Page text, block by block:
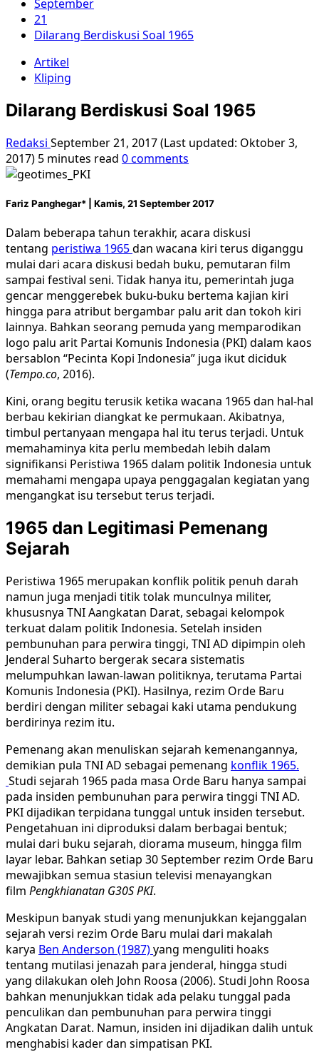
September
21
Dilarang Berdiskusi Soal 1965
Artikel
Kliping
Dilarang Berdiskusi Soal 1965
Redaksi September 21, 2017 (Last updated: Oktober 3,
2017) 5 minutes read 0 comments
Fariz Panghegar* | Kamis, 21 September 2017
Dalam beberapa tahun terakhir, acara diskusi
tentang peristiwa 1965dan wacana kiri terus diganggu
mulai dari acara diskusi bedah buku, pemutaran film
sampai festival seni. Tidak hanya itu, pemerintah juga
gencar menggerebek buku-buku bertema kajian kiri
hingga para atribut bergambar palu arit dan tokoh kiri
lainnya. Bahkan seorang pemuda yang memparodikan
logo palu arit Partai Komunis Indonesia (PKI) dalam kaos
bersablon “Pecinta Kopi Indonesia” juga ikut diciduk
(Tempo.co, 2016).
Kini, orang begitu terusik ketika wacana 1965 dan hal-hal
berbau kekirian diangkat ke permukaan. Akibatnya,
timbul pertanyaan mengapa hal itu terus terjadi. Untuk
memahaminya kita perlu membedah lebih dalam
signifikansi Peristiwa 1965 dalam politik Indonesia untuk
memahami mengapa upaya penggagalan kegiatan yang
mengangkat isu tersebut terus terjadi.
1965 dan Legitimasi Pemenang
Sejarah
Peristiwa 1965 merupakan konflik politik penuh darah
namun juga menjadi titik tolak munculnya militer,
khususnya TNI Aangkatan Darat, sebagai kelompok
terkuat dalam politik Indonesia. Setelah insiden
pembunuhan para perwira tinggi, TNI AD dipimpin oleh
Jenderal Suharto bergerak secara sistematis
melumpuhkan lawan-lawan politiknya, terutama Partai
Komunis Indonesia (PKI). Hasilnya, rezim Orde Baru
berdiri dengan militer sebagai kaki utama pendukung
berdirinya rezim itu.
Pemenang akan menuliskan sejarah kemenangannya,
demikian pula TNI AD sebagai pemenang konflik 1965.
Studi sejarah 1965 pada masa Orde Baru hanya sampai
pada insiden pembunuhan para perwira tinggi TNI AD.
PKI dijadikan terpidana tunggal untuk insiden tersebut.
Pengetahuan ini diproduksi dalam berbagai bentuk;
mulai dari buku sejarah, diorama museum, hingga film
layar lebar. Bahkan setiap 30 September rezim Orde Baru
mewajibkan semua stasiun televisi menayangkan
film Pengkhianatan G30S PKI.
Meskipun banyak studi yang menunjukkan kejanggalan
sejarah versi rezim Orde Baru mulai dari makalah
karya Ben Anderson (1987)yang menguliti hoaks
tentang mutilasi jenazah para jenderal, hingga studi
yang dilakukan oleh John Roosa (2006). Studi John Roosa
bahkan menunjukkan tidak ada pelaku tunggal pada
penculikan dan pembunuhan para perwira tinggi
Angkatan Darat. Namun, insiden ini dijadikan dalih untuk
menghabisi kader dan simpatisan PKI.